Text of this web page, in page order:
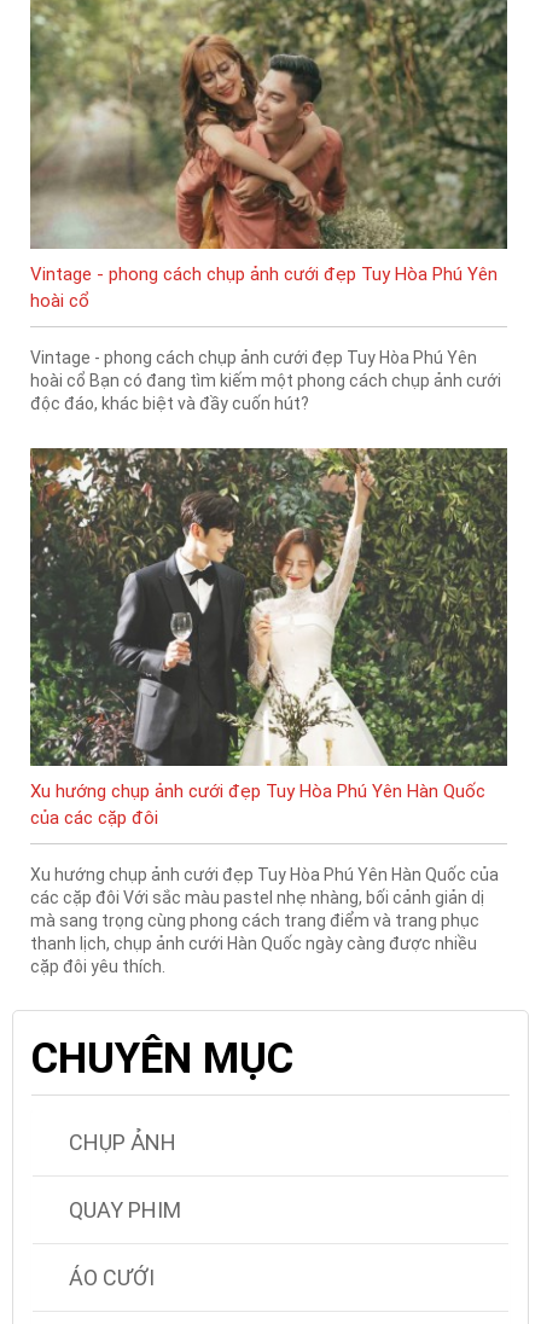
Vintage - phong cách chụp ảnh cưới đẹp Tuy Hòa Phú Yên
hoài cổ
Vintage - phong cách chụp ảnh cưới đẹp Tuy Hòa Phú Yên
hoài cổ Bạn có đang tìm kiếm một phong cách chụp ảnh cưới
độc đáo, khác biệt và đầy cuốn hút?
Xu hướng chụp ảnh cưới đẹp Tuy Hòa Phú Yên Hàn Quốc
của các cặp đôi
Xu hướng chụp ảnh cưới đẹp Tuy Hòa Phú Yên Hàn Quốc của
các cặp đôi Với sắc màu pastel nhẹ nhàng, bối cảnh giản dị
mà sang trọng cùng phong cách trang điểm và trang phục
thanh lịch, chụp ảnh cưới Hàn Quốc ngày càng được nhiều
cặp đôi yêu thích.
CHUYÊN MỤC
CHỤP ẢNH
QUAY PHIM
ÁO CƯỚI